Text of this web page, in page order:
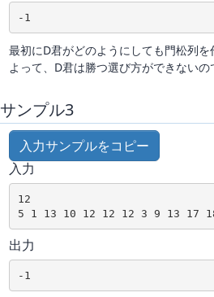
-1
最初にD君がどのようにしても門松列
よって、D君は勝つ選び方ができない
サンプル3
入力サンプルをコピー
入力
12
5 1 13 10 12 12 12 3 9 13 17
出力
-1